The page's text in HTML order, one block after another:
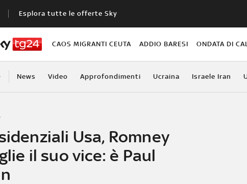
Esplora tutte le offerte Sky
CAOS MIGRANTI CEUTA ADDIO BARESI ONDATA DI
News Video Approfondimenti Ucraina Israele Iran
Usa, Romney
il suo vice: è Paul